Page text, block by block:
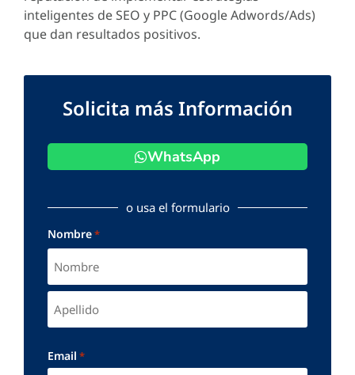
inteligentes de SEO y PPC (Google Adwords/Ads)
que dan resultados positivos.
Solicita más Información
WhatsApp
o usa el formulario
Nombre*
Email *